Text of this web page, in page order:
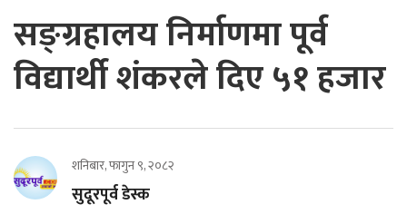
सङ्ग्रहालय निर्माणमा पूर्व
विद्यार्थी शंकरले दिए ५१ हजार
शनिबार, फागुन ९, २०८२
सुदूरपूर्व डेस्क